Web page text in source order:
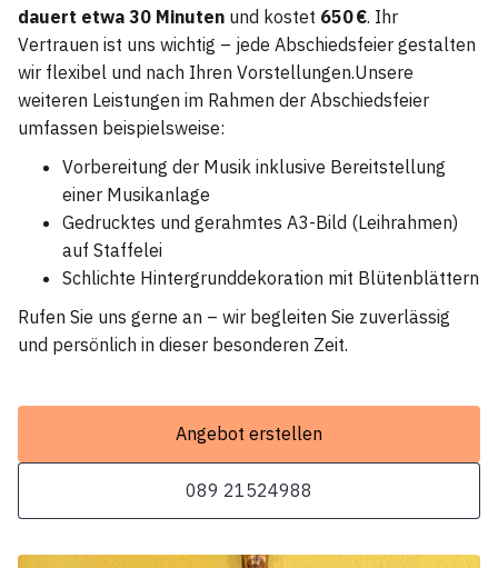
dauert etwa 30 Minuten und kostet 650 €. Ihr
Vertrauen ist uns wichtig – jede Abschiedsfeier gestalten
wir flexibel und nach Ihren Vorstellungen.Unsere
weiteren Leistungen im Rahmen der Abschiedsfeier
umfassen beispielsweise:
Vorbereitung der Musik inklusive Bereitstellung
einer Musikanlage
Gedrucktes und gerahmtes A3-Bild (Leihrahmen)
auf Staffelei
Schlichte Hintergrunddekoration mit Blütenblättern
Rufen Sie uns gerne an – wir begleiten Sie zuverlässig
und persönlich in dieser besonderen Zeit.
Angebot erstellen
089 21524988